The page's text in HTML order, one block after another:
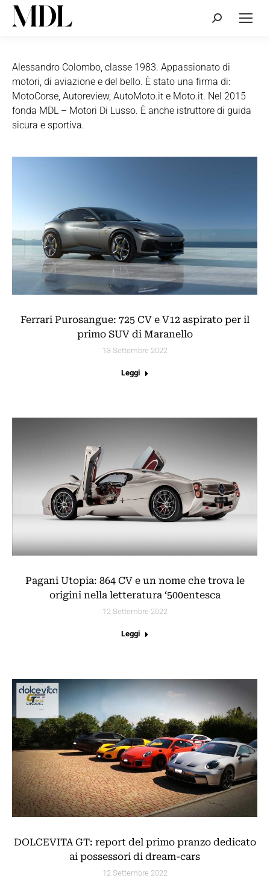
Cerca:
Alessandro Colombo, classe 1983. Appassionato di
motori, di aviazione e del bello. È stato una firma di:
MotoCorse, Autoreview, AutoMoto.it e Moto.it. Nel 2015
fonda MDL – Motori Di Lusso. È anche istruttore di guida
sicura e sportiva.
Ferrari Purosangue: 725 CV e V12 aspirato per il
primo SUV di Maranello
13 Settembre 2022
Leggi
Pagani Utopia: 864 CV e un nome che trova le
origini nella letteratura ‘500entesca
12 Settembre 2022
Leggi
DOLCEVITA GT: report del primo pranzo dedicato
ai possessori di dream-cars
12 Settembre 2022